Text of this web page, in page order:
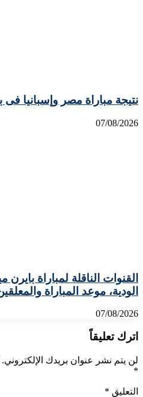
نتيجة مباراة مصر وإسبانيا فى
07/08/2026
القنوات الناقلة لمباراة بايرن
الودية، موعد المباراة
07/08/2026
اترك تعليقاً
لن يتم نشر عنوان بريدك الإلكتروني.
*
التعليق *